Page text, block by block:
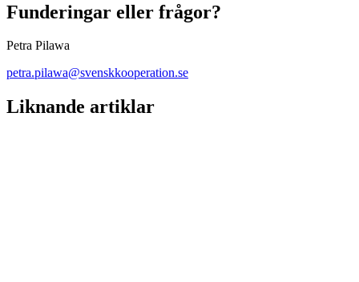
Funderingar eller frågor?
Petra Pilawa
petra.pilawa@svenskkooperation.se
Liknande artiklar